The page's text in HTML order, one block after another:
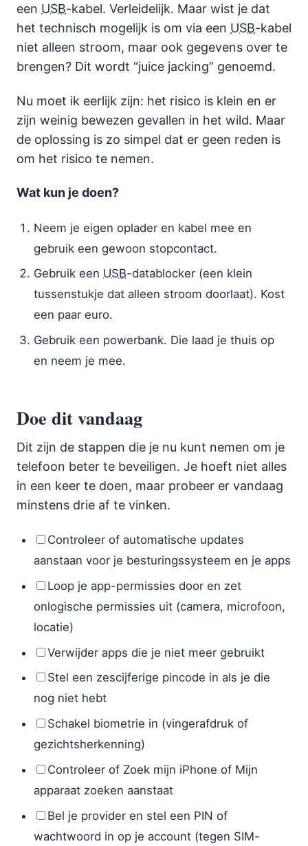
een USB-kabel. Verleidelijk. Maar wist je dat
het technisch mogelijk is om via een USB-kabel
niet alleen stroom, maar ook gegevens over te
brengen? Dit wordt “juice jacking” genoemd.
Nu moet ik eerlijk zijn: het risico is klein en er
zijn weinig bewezen gevallen in het wild. Maar
de oplossing is zo simpel dat er geen reden is
om het risico te nemen.
Wat kun je doen?
Neem je eigen oplader en kabel mee en
gebruik een gewoon stopcontact.
Gebruik een USB-datablocker (een klein
tussenstukje dat alleen stroom doorlaat). Kost
een paar euro.
Gebruik een powerbank. Die laad je thuis op
en neem je mee.
Doe dit vandaag
Dit zijn de stappen die je nu kunt nemen om je
telefoon beter te beveiligen. Je hoeft niet alles
in een keer te doen, maar probeer er vandaag
minstens drie af te vinken.
Controleer of automatische updates
aanstaan voor je besturingssysteem en je apps
Loop je app-permissies door en zet
onlogische permissies uit (camera, microfoon,
locatie)
Verwijder apps die je niet meer gebruikt
Stel een zescijferige pincode in als je die
nog niet hebt
Schakel biometrie in (vingerafdruk of
gezichtsherkenning)
Controleer of Zoek mijn iPhone of Mijn
apparaat zoeken aanstaat
Bel je provider en stel een PIN of
wachtwoord in op je account (tegen SIM-